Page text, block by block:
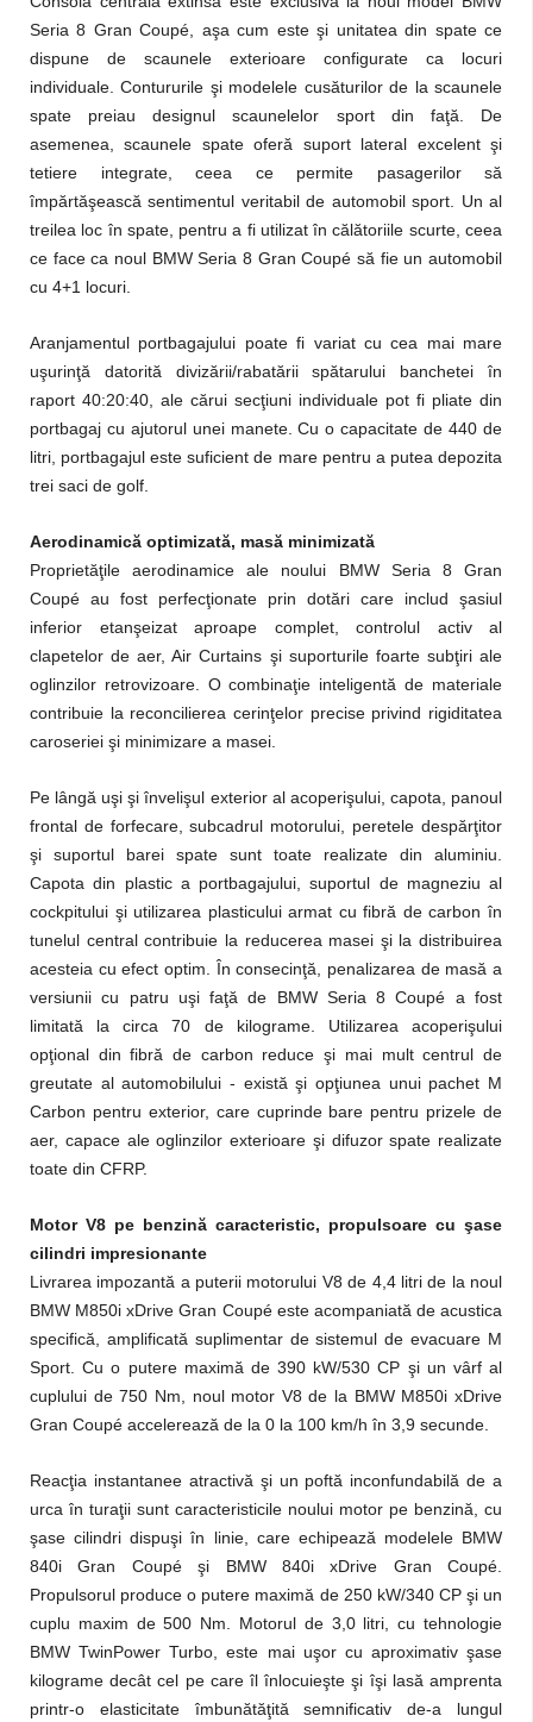
Seria 8 Gran Coupé, aşa cum este şi unitatea din spate ce
dispune de scaunele exterioare configurate ca locuri
individuale. Contururile şi modelele cusăturilor de la scaunele
spate preiau designul scaunelelor sport din faţă. De
asemenea, scaunele spate oferă suport lateral excelent şi
tetiere integrate, ceea ce permite pasagerilor să
împărtăşească sentimentul veritabil de automobil sport. Un al
treilea loc în spate, pentru a fi utilizat în călătoriile scurte, ceea
ce face ca noul BMW Seria 8 Gran Coupé să fie un automobil
cu 4+1 locuri.
Aranjamentul portbagajului poate fi variat cu cea mai mare
uşurinţă datorită divizării/rabatării spătarului banchetei în
raport 40:20:40, ale cărui secţiuni individuale pot fi pliate din
portbagaj cu ajutorul unei manete. Cu o capacitate de 440 de
litri, portbagajul este suficient de mare pentru a putea depozita
trei saci de golf.
Aerodinamică optimizată, masă minimizată
Proprietăţile aerodinamice ale noului BMW Seria 8 Gran
Coupé au fost perfecţionate prin dotări care includ şasiul
inferior etanşeizat aproape complet, controlul activ al
clapetelor de aer, Air Curtains şi suporturile foarte subţiri ale
oglinzilor retrovizoare. O combinaţie inteligentă de materiale
contribuie la reconcilierea cerinţelor precise privind rigiditatea
caroseriei şi minimizare a masei.
Pe lângă uşi şi învelişul exterior al acoperişului, capota, panoul
frontal de forfecare, subcadrul motorului, peretele despărţitor
şi suportul barei spate sunt toate realizate din aluminiu.
Capota din plastic a portbagajului, suportul de magneziu al
cockpitului şi utilizarea plasticului armat cu fibră de carbon în
tunelul central contribuie la reducerea masei şi la distribuirea
acesteia cu efect optim. În consecinţă, penalizarea de masă a
versiunii cu patru uşi faţă de BMW Seria 8 Coupé a fost
limitată la circa 70 de kilograme. Utilizarea acoperişului
opţional din fibră de carbon reduce şi mai mult centrul de
greutate al automobilului - există şi opţiunea unui pachet M
Carbon pentru exterior, care cuprinde bare pentru prizele de
aer, capace ale oglinzilor exterioare şi difuzor spate realizate
toate din CFRP.
Motor V8 pe benzină caracteristic, propulsoare cu şase
cilindri impresionante
Livrarea impozantă a puterii motorului V8 de 4,4 litri de la noul
BMW M850i xDrive Gran Coupé este acompaniată de acustica
specifică, amplificată suplimentar de sistemul de evacuare M
Sport. Cu o putere maximă de 390 kW/530 CP şi un vârf al
cuplului de 750 Nm, noul motor V8 de la BMW M850i xDrive
Gran Coupé accelerează de la 0 la 100 km/h în 3,9 secunde.
Reacţia instantanee atractivă şi un poftă inconfundabilă de a
urca în turaţii sunt caracteristicile noului motor pe benzină, cu
şase cilindri dispuşi în linie, care echipează modelele BMW
840i Gran Coupé şi BMW 840i xDrive Gran Coupé.
Propulsorul produce o putere maximă de 250 kW/340 CP şi un
cuplu maxim de 500 Nm. Motorul de 3,0 litri, cu tehnologie
BMW TwinPower Turbo, este mai uşor cu aproximativ şase
kilograme decât cel pe care îl înlocuieşte şi îşi lasă amprenta
printr-o elasticitate îmbunătăţită semnificativ de-a lungul